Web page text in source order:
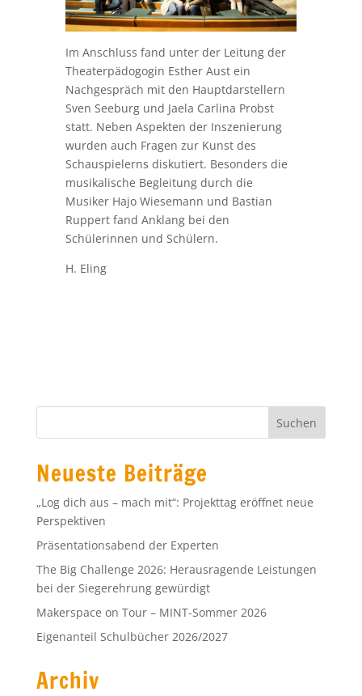
Im Anschluss fand unter der Leitung der
Theaterpädogogin Esther Aust ein
Nachgespräch mit den Hauptdarstellern
Sven Seeburg und Jaela Carlina Probst
statt. Neben Aspekten der Inszenierung
wurden auch Fragen zur Kunst des
Schauspielerns diskutiert. Besonders die
musikalische Begleitung durch die
Musiker Hajo Wiesemann und Bastian
Ruppert fand Anklang bei den
Schülerinnen und Schülern.
H. Eling
Neueste Beiträge
„Log dich aus – mach mit“: Projekttag eröffnet neue
Perspektiven
Präsentationsabend der Experten
The Big Challenge 2026: Herausragende Leistungen
bei der Siegerehrung gewürdigt
Makerspace on Tour – MINT-Sommer 2026
Eigenanteil Schulbücher 2026/2027
Archiv